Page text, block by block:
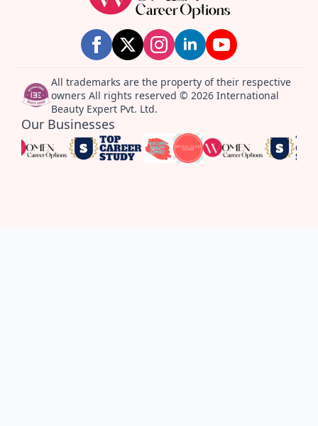
All trademarks are the property of their respective
owners All rights reserved © 2026 International
Beauty Expert Pvt. Ltd.
Our Businesses